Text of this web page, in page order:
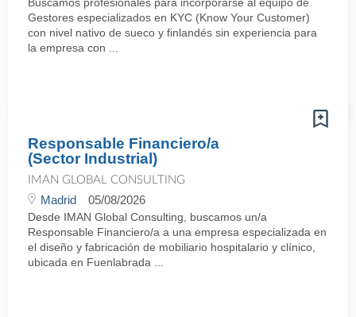
Gestores especializados en KYC (Know Your Customer)
con nivel nativo de sueco y finlandés sin experiencia para
la empresa con ...
Responsable Financiero/a
(Sector Industrial)
IMAN GLOBAL CONSULTING
Madrid 05/08/2026
Desde IMAN Global Consulting, buscamos un/a
Responsable Financiero/a a una empresa especializada en
el diseño y fabricación de mobiliario hospitalario y clínico,
ubicada en Fuenlabrada ...